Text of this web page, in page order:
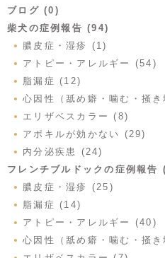
ブログ (0)
柴犬の症例報告 (94)
膿皮症・湿疹 (1)
アトピー・アレルギー (54)
脂漏症 (12)
心因性（舐め癖・噛む・掻
エリザベスカラー (8)
アポキルが効かない (29)
内分泌疾患 (24)
フレンチブルドックの症例報告
膿皮症・湿疹 (25)
脂漏症 (14)
アトピー・アレルギー (40)
心因性（舐め癖・噛む・掻